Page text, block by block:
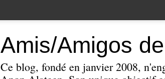
Amis/Amigos
Ce blog, fondé en janvier 2008,